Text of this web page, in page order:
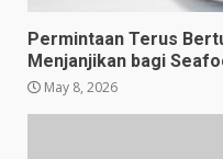
Permintaan Terus
Menjanjikan bagi
May 8, 2026